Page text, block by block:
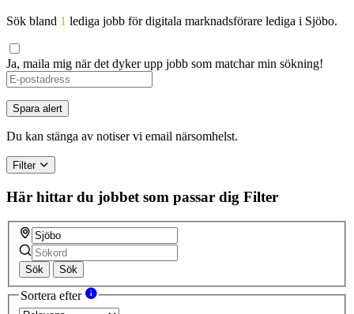
Sök bland 1 lediga jobb för digitala marknadsförare lediga i Sjöbo.
Ja, maila mig när det dyker upp jobb som matchar min sökning!
If
you
are
a
human,
this
field
Spara alert
Du kan stänga av notiser vi email närsomhelst.
Filter
Här hittar du jobbet som passar dig Filter
Sök Sök
Sortera efter